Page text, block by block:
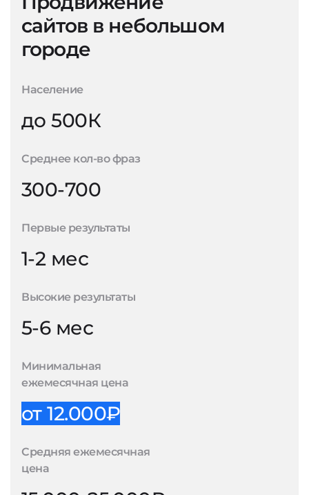
сайтов в небольшом
городе
Население
до 500К
Среднее кол-во фраз
300-700
Первые результаты
1-2 мес
Высокие результаты
5-6 мес
Минимальная
ежемесячная цена
от 12.000₽
Средняя ежемесячная
цена